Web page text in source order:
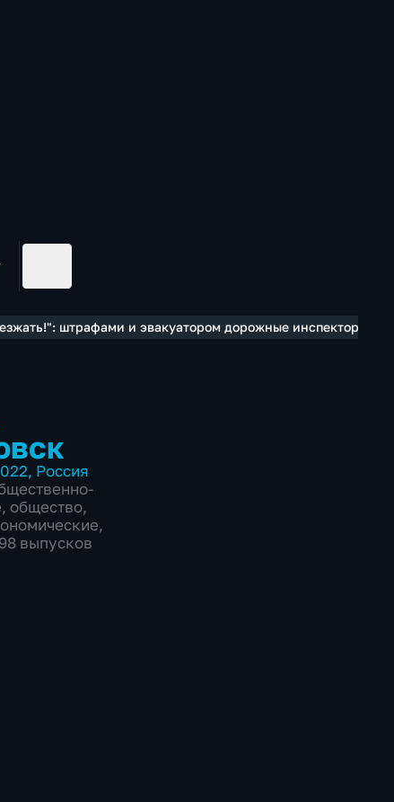
штрафами и эвакуатором дорожные инспекторы
, Россия
, общество,
,
выпусков